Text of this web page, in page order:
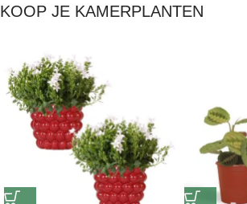
KOOP JE KAMERPLANTEN